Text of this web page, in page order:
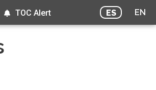
ES EN
TOC Alert